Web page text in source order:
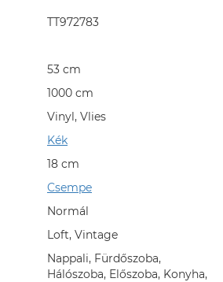
TT972783
53 cm
1000 cm
Vinyl, Vlies
Kék
18 cm
Csempe
Normál
Loft, Vintage
Nappali, Fürdőszoba,
Hálószoba, Előszoba, Konyha,